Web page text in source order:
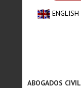
ENGLISH
ABOGADOS